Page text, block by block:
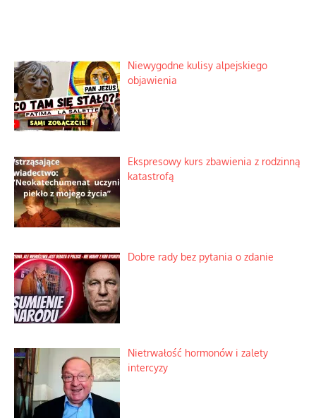
Niewygodne kulisy alpejskiego
objawienia
Ekspresowy kurs zbawienia z rodzinną
katastrofą
Dobre rady bez pytania o zdanie
Nietrwałość hormonów i zalety
intercyzy